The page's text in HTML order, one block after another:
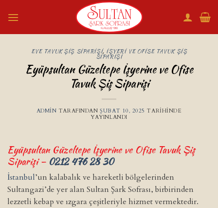
atla
EVE TAVUK ŞIŞ SIPARIŞI, İŞYERI VE OFISE TAVUK ŞIŞ
SIPARIŞI
Eyüpsultan Güzeltepe İşyerine ve Ofise
Tavuk Şiş Siparişi
ADMIN TARAFINDAN ŞUBAT 10, 2025 TARIHINDE
YAYINLANDI
Eyüpsultan Güzeltepe İşyerine ve Ofise Tavuk Şiş
Siparişi – 0212 476 28 30
İstanbul’un kalabalık ve hareketli bölgelerinden
Sultangazi’de yer alan Sultan Şark Sofrası, birbirinden
lezzetli kebap ve ızgara çeşitleriyle hizmet vermektedir.